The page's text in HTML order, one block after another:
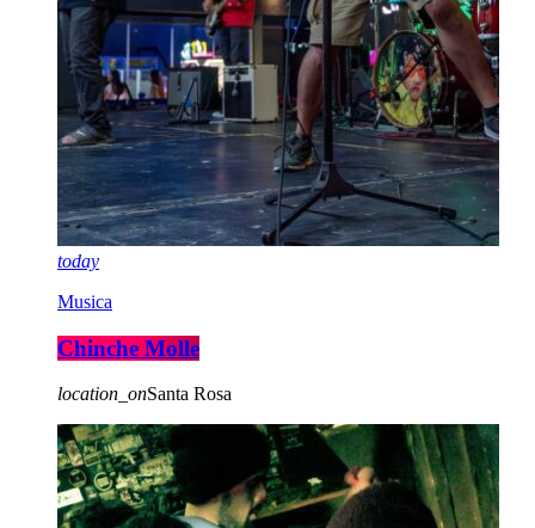
today
Musica
Chinche Molle
location_onSanta Rosa